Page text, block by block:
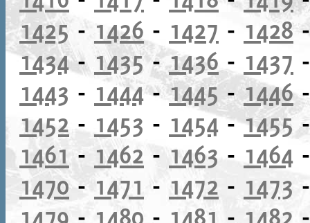
1425- 1426 - 1427 - 1428
1434- 1435-1436 - 1437
1443 - 1444-1445- 1446
1452 - 1453 - 1454-1455
1461 - 1462 - 1463 - 1464
1470-1471 - 1472 - 1473
1479 - 1480 - 1481 - 1482